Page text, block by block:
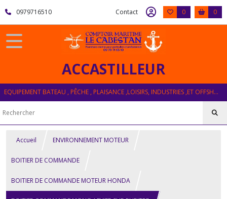
0979716510 Contact 0 0
ACCASTILLEUR
EQUIPEMENT BATEAU , PÊCHE , PLAISANCE ,LOISIRS, INDUSTRIES ,ET OFFSHORE
Accueil ENVIRONNEMENT MOTEUR
BOITIER DE COMMANDE
BOITIER DE COMMANDE MOTEUR HONDA